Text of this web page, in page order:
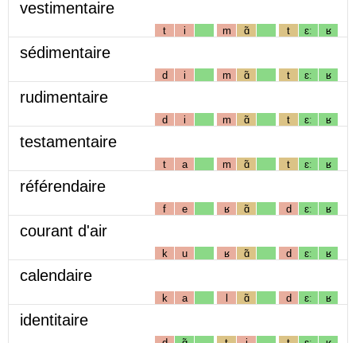
vestimentaire
t i m ɑ̃ t ɛː ʁ
sédimentaire
d i m ɑ̃ t ɛː ʁ
rudimentaire
d i m ɑ̃ t ɛː ʁ
testamentaire
t a m ɑ̃ t ɛː ʁ
référendaire
f e ʁ ɑ̃ d ɛː ʁ
courant d'air
k u ʁ ɑ̃ d ɛː ʁ
calendaire
k a l ɑ̃ d ɛː ʁ
identitaire